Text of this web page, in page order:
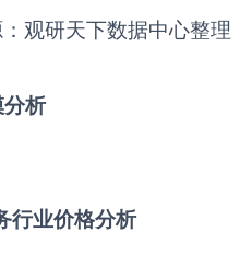
观研天下数据中心整理
析
行业价格分析